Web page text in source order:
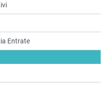
Entrate